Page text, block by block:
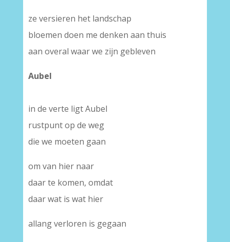
ze versieren het landschap
bloemen doen me denken aan thuis
aan overal waar we zijn gebleven
Aubel
in de verte ligt Aubel
rustpunt op de weg
die we moeten gaan
om van hier naar
daar te komen, omdat
daar wat is wat hier
allang verloren is gegaan